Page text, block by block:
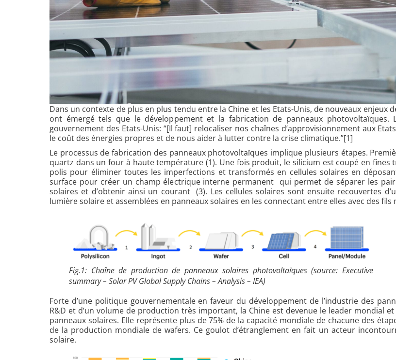
Dans un contexte de plus en plus tendu entre la Chine et les Etats-Unis, de nouveaux
ont émergé tels que le développement et la fabrication de panneaux
gouvernement des Etats-Unis: “[Il faut] relocaliser nos chaînes d’approvisionnement aux
le coût des énergies propres et de nous aider à lutter contre la crise climatique.”[1]
Le processus de fabrication des panneaux photovoltaïques implique plusieurs étapes.
quartz dans un four à haute température (1). Une fois produit, le silicium est coupé en fines
polis pour éliminer toutes les imperfections et transformés en cellules solaires en
surface pour créer un champ électrique interne permanent qui permet de séparer les
solaires et d’obtenir ainsi un courant (3). Les cellules solaires sont ensuite recouvertes
lumière solaire et assemblées en panneaux solaires en les connectant entre elles avec des fils
Fig.1: Chaîne de production de panneaux solaires photovoltaïques (source: Executive
summary – Solar PV Global Supply Chains – Analysis – IEA)
Forte d’une politique gouvernementale en faveur du développement de l’industrie des
R&D et d’un volume de production très important, la Chine est devenue le leader mondial
panneaux solaires. Elle représente plus de 75% de la capacité mondiale de chacune des
de la production mondiale de wafers. Ce goulot d’étranglement en fait un acteur
solaire.